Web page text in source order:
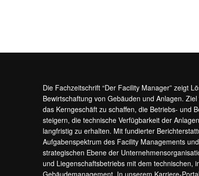
Die Fachzeitschrift “Der Facility Manager” zeigt
Bewirtschaftung von Gebäuden und Anlagen.
das Kerngeschäft zu schaffen, die Betriebs- und
steigern, die technische Verfügbarkeit der
langfristig zu erhalten. Mit fundierter
Aufgabenspektrum des Facility Managements
strategischen Ebene der
und Liegenschaftsbetriebs mit dem technischen,